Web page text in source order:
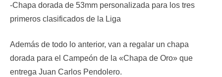
-Chapa dorada de 53mm personalizada para los tres
primeros clasificados de la Liga
Además de todo lo anterior, van a regalar un chapa
dorada para el Campeón de la «Chapa de Oro» que
entrega Juan Carlos Pendolero.